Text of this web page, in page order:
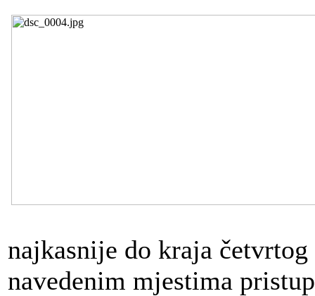
najkasnije do kraja četvrtog
navedenim mjestima